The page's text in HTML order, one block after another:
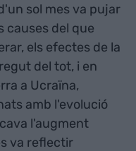
sol mes va pujar
causes del que
els efectes de la
del tot, i en
a Ucraïna,
amb l'evolució
l'augment
va reflectir